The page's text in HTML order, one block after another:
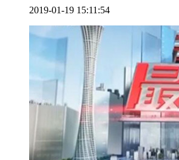
2019-01-19 15:11:54